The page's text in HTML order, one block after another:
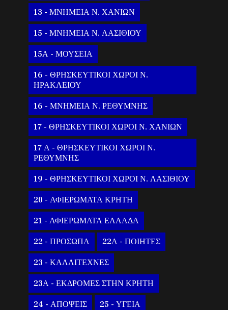
13 - ΜΝΗΜΕΙΑ Ν. ΧΑΝΙΩΝ
15 - ΜΝΗΜΕΙΑ Ν. ΛΑΣΙΘΙΟΥ
15Α - ΜΟΥΣΕΙΑ
16 - ΘΡΗΣΚΕΥΤΙΚΟΙ ΧΩΡΟΙ Ν.
ΗΡΑΚΛΕΙΟΥ
16 - ΜΝΗΜΕΙΑ Ν. ΡΕΘΥΜΝΗΣ
17 - ΘΡΗΣΚΕΥΤΙΚΟΙ ΧΩΡΟΙ Ν. ΧΑΝΙΩΝ
17 Α - ΘΡΗΣΚΕΥΤΙΚΟΙ ΧΩΡΟΙ Ν.
ΡΕΘΥΜΝΗΣ
19 - ΘΡΗΣΚΕΥΤΙΚΟΙ ΧΩΡΟΙ Ν. ΛΑΣΙΘΙΟΥ
20 - ΑΦΙΕΡΩΜΑΤΑ ΚΡΗΤΗ
21 - ΑΦΙΕΡΩΜΑΤΑ ΕΛΛΑΔΑ
22 - ΠΡΟΣΩΠΑ 22Α - ΠΟΙΗΤΕΣ
23 - ΚΑΛΛΙΤΕΧΝΕΣ
23Α - ΕΚΔΡΟΜΕΣ ΣΤΗΝ ΚΡΗΤΗ
24 - ΑΠΟΨΕΙΣ 25 - ΥΓΕΙΑ